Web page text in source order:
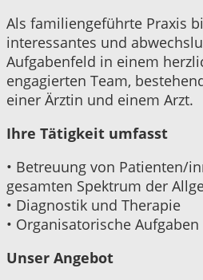
Als familiengeführte Praxis
interessantes und
Aufgabenfeld in einem
engagierten Team,
einer Ärztin und einem Arzt.
Ihre Tätigkeit umfasst
• Betreuung von Patienten/
gesamten Spektrum der
• Diagnostik und Therapie
• Organisatorische Aufgaben
Unser Angebot